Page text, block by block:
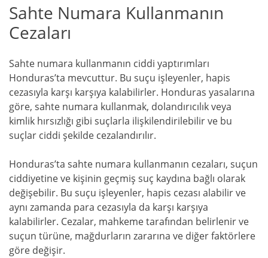
Sahte Numara Kullanmanın
Cezaları
Sahte numara kullanmanın ciddi yaptırımları
Honduras’ta mevcuttur. Bu suçu işleyenler, hapis
cezasıyla karşı karşıya kalabilirler. Honduras yasalarına
göre, sahte numara kullanmak, dolandırıcılık veya
kimlik hırsızlığı gibi suçlarla ilişkilendirilebilir ve bu
suçlar ciddi şekilde cezalandırılır.
Honduras’ta sahte numara kullanmanın cezaları, suçun
ciddiyetine ve kişinin geçmiş suç kaydına bağlı olarak
değişebilir. Bu suçu işleyenler, hapis cezası alabilir ve
aynı zamanda para cezasıyla da karşı karşıya
kalabilirler. Cezalar, mahkeme tarafından belirlenir ve
suçun türüne, mağdurların zararına ve diğer faktörlere
göre değişir.